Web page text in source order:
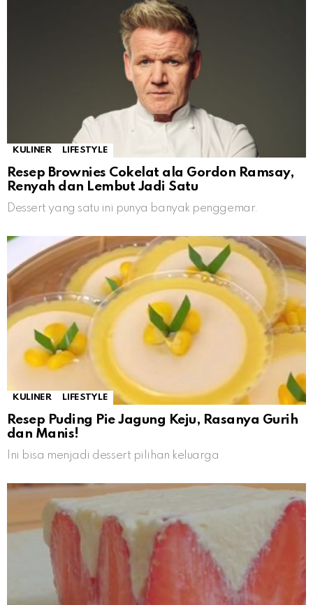
KULINER LIFESTYLE
Resep Brownies Cokelat ala Gordon Ramsay,
Renyah dan Lembut Jadi Satu
Dessert yang satu ini punya banyak penggemar.
KULINER LIFESTYLE
Resep Puding Pie Jagung Keju, Rasanya Gurih
dan Manis!
Ini bisa menjadi dessert pilihan keluarga